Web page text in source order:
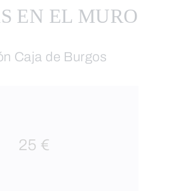
EN EL MURO
Caja de Burgos
25 €